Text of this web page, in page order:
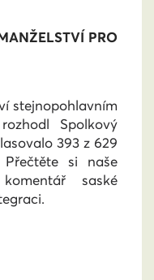
PRO
stejnopohlavním
Spolkový
393 z 629
Přečtěte si naše
saské